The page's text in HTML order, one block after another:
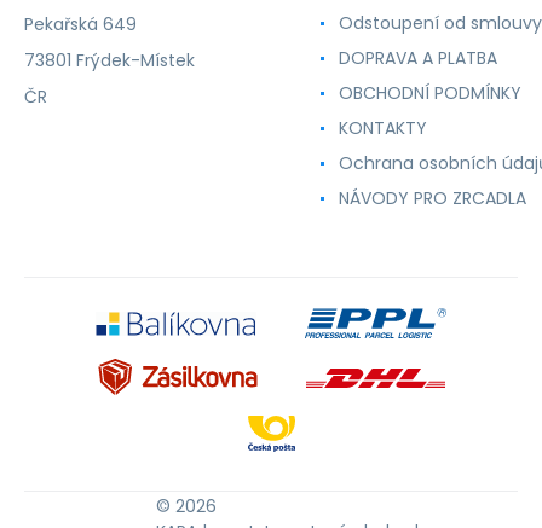
Pekařská 649
73801 Frýdek-Místek
ČR
Odstoupení od smlouvy
DOPRAVA A PLATBA
OBCHODNÍ PODMÍNKY
KONTAKTY
Ochrana osobních
NÁVODY PRO ZRCADLA
© 2026